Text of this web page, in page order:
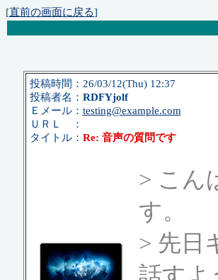
[直前の画面に戻る]
投稿時間：26/03/12(Thu) 12:37
投稿者名： RDFYjolf
Ｅメール： testing@example.com
ＵＲＬ ：
タイトル： Re: 音声の質問です
> こん
す。
> 先日
話すよ